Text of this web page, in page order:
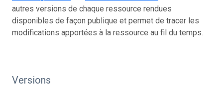
autres versions de chaque ressource rendues
disponibles de façon publique et permet de tracer les
modifications apportées à la ressource au fil du temps.
Versions